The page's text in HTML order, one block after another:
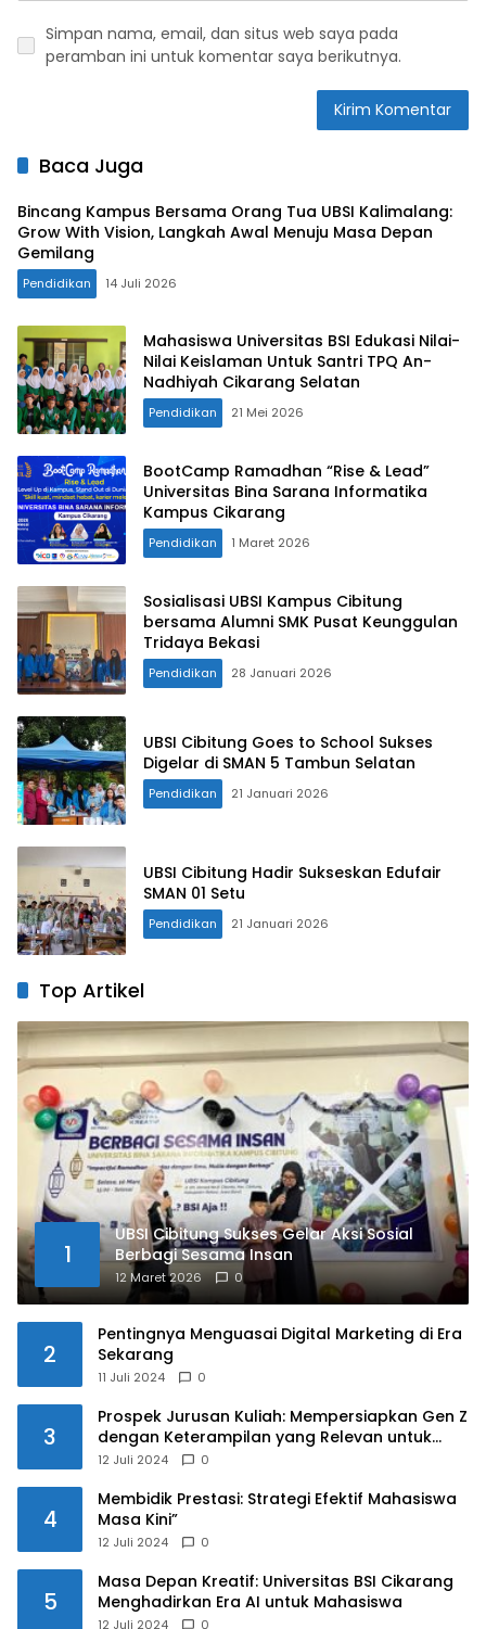
Simpan nama, email, dan situs web saya pada
peramban ini untuk komentar saya berikutnya.
Baca Juga
Bincang Kampus Bersama Orang Tua UBSI Kalimalang:
Grow With Vision, Langkah Awal Menuju Masa Depan
Gemilang
Pendidikan 14 Juli 2026
Mahasiswa Universitas BSI Edukasi Nilai-
Nilai Keislaman Untuk Santri TPQ An-
Nadhiyah Cikarang Selatan
Pendidikan 21 Mei 2026
BootCamp Ramadhan “Rise & Lead”
Universitas Bina Sarana Informatika
Kampus Cikarang
Pendidikan 1 Maret 2026
Sosialisasi UBSI Kampus Cibitung
bersama Alumni SMK Pusat Keunggulan
Tridaya Bekasi
Pendidikan 28 Januari 2026
UBSI Cibitung Goes to School Sukses
Digelar di SMAN 5 Tambun Selatan
Pendidikan 21 Januari 2026
UBSI Cibitung Hadir Sukseskan Edufair
SMAN 01 Setu
Pendidikan 21 Januari 2026
Top Artikel
1
UBSI Cibitung Sukses Gelar Aksi Sosial
Berbagi Sesama Insan
12 Maret 2026 0
2
Pentingnya Menguasai Digital Marketing di Era
Sekarang
11 Juli 2024 0
3
Prospek Jurusan Kuliah: Mempersiapkan Gen Z
dengan Keterampilan yang Relevan untuk
Masa Depan
12 Juli 2024 0
4
Membidik Prestasi: Strategi Efektif Mahasiswa
Masa Kini”
12 Juli 2024 0
5
Masa Depan Kreatif: Universitas BSI Cikarang
Menghadirkan Era AI untuk Mahasiswa
12 Juli 2024 0